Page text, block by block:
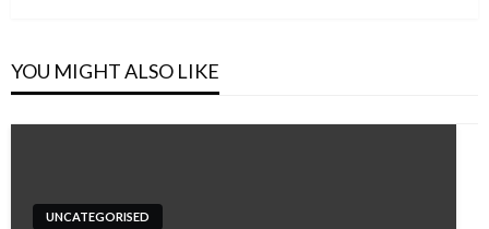
YOU MIGHT ALSO LIKE
UNCATEGORISED